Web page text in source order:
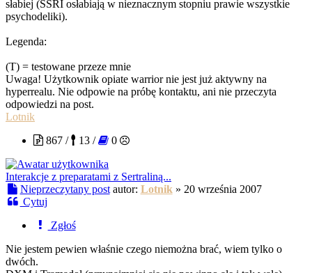
słabiej (SSRI osłabiają w nieznacznym stopniu prawie wszystkie
psychodeliki).
Legenda:
(T) = testowane przeze mnie
Uwaga! Użytkownik opiate warrior nie jest już aktywny na
hyperrealu. Nie odpowie na próbę kontaktu, ani nie przeczyta
odpowiedzi na post.
Lotnik
867 /
13 / 0
Interakcje z preparatami z Sertraliną...
Nieprzeczytany post autor: Lotnik » 20 września 2007
Cytuj
Zgłoś
Nie jestem pewien właśnie czego niemożna brać, wiem tylko o
dwóch.